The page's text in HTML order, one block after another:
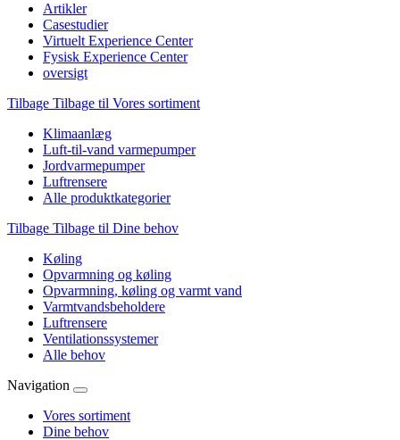
Artikler
Casestudier
Virtuelt Experience Center
Fysisk Experience Center
oversigt
Tilbage Tilbage til Vores sortiment
Klimaanlæg
Luft-til-vand varmepumper
Jordvarmepumper
Luftrensere
Alle produktkategorier
Tilbage Tilbage til Dine behov
Køling
Opvarmning og køling
Opvarmning, køling og varmt vand
Varmtvandsbeholdere
Luftrensere
Ventilationssystemer
Alle behov
Navigation
Vores sortiment
Dine behov